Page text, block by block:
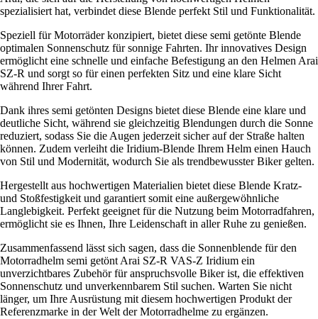
spezialisiert hat, verbindet diese Blende perfekt Stil und Funktionalität.
Speziell für Motorräder konzipiert, bietet diese semi getönte Blende
optimalen Sonnenschutz für sonnige Fahrten. Ihr innovatives Design
ermöglicht eine schnelle und einfache Befestigung an den Helmen Arai
SZ-R und sorgt so für einen perfekten Sitz und eine klare Sicht
während Ihrer Fahrt.
Dank ihres semi getönten Designs bietet diese Blende eine klare und
deutliche Sicht, während sie gleichzeitig Blendungen durch die Sonne
reduziert, sodass Sie die Augen jederzeit sicher auf der Straße halten
können. Zudem verleiht die Iridium-Blende Ihrem Helm einen Hauch
von Stil und Modernität, wodurch Sie als trendbewusster Biker gelten.
Hergestellt aus hochwertigen Materialien bietet diese Blende Kratz-
und Stoßfestigkeit und garantiert somit eine außergewöhnliche
Langlebigkeit. Perfekt geeignet für die Nutzung beim Motorradfahren,
ermöglicht sie es Ihnen, Ihre Leidenschaft in aller Ruhe zu genießen.
Zusammenfassend lässt sich sagen, dass die Sonnenblende für den
Motorradhelm semi getönt Arai SZ-R VAS-Z Iridium ein
unverzichtbares Zubehör für anspruchsvolle Biker ist, die effektiven
Sonnenschutz und unverkennbarem Stil suchen. Warten Sie nicht
länger, um Ihre Ausrüstung mit diesem hochwertigen Produkt der
Referenzmarke in der Welt der Motorradhelme zu ergänzen.